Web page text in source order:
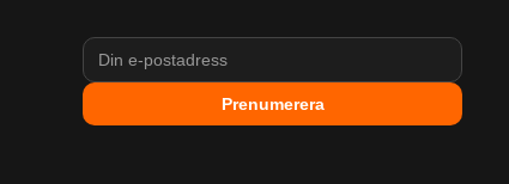
Prenumerera